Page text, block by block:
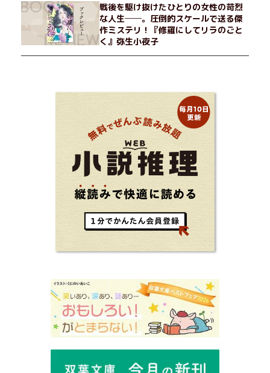
戦後を駆け抜けたひとりの女性の苛烈
な人生──。圧倒的スケールで送る傑
作ミステリ！『修羅にしてリラのごと
く』弥生小夜子